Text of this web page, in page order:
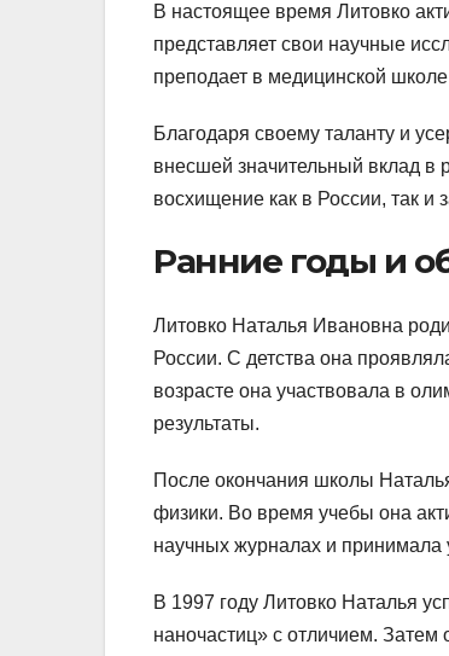
В настоящее время Литовко
представляет свои научные
преподает в медицинской
Благодаря своему таланту и
внесшей значительный вклад в
восхищение как в России, так и
Ранние годы и
Литовко Наталья Ивановна
России. С детства она
возрасте она участвовала в
результаты.
После окончания школы
физики. Во время учебы она
научных журналах и принимала
В 1997 году Литовко Наталья
наночастиц» с отличием. Затем